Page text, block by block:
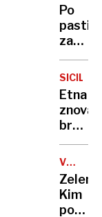
Po
pasti
za
ovadili
štiri
so
bili
tudi
otroci,
mlajši
SICILIJA
Etna
znova
bruha:
pepel
prekril
VOJNA
V
Kim
pošilja